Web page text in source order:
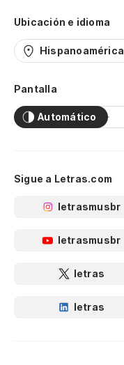
Ubicación e idioma
Hispanoamérica
Pantalla
Automático
Sigue a Letras.com
letrasmusbr
letrasmusbr
letras
letras